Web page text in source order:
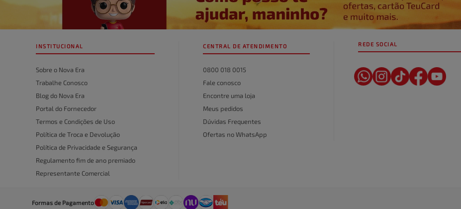
INSTITUCIONAL
Sobre o Nova Era
Trabalhe Conosco
Blog do Nova Era
Portal do Fornecedor
Termos e Condições de Uso
Política de Troca e Devolução
Política de Privacidade e Segurança
Regulamento fim de ano premiado
Representante Comercial
CENTRAL DE ATENDIMENTO
0800 018 0015
Fale conosco
Encontre uma loja
Meus pedidos
Dúvidas Frequentes
Ofertas no WhatsApp
REDE SOCIAL
Formas de Pagamento